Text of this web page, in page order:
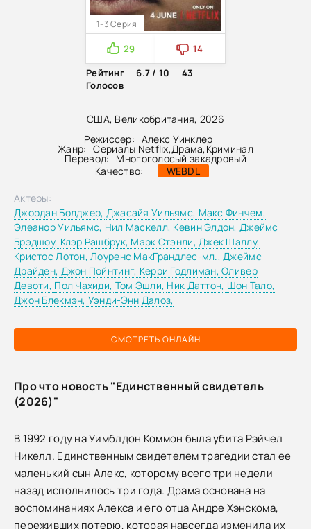
США, Великобритания, 2026
Режиссер: Алекс Уинклер
Жанр: Сериалы Netflix,Драма, Криминал
Перевод:
Многоголосый закадровый
Качество:
WEBDL
1-3 Серия
29
14
Рейтинг
6.7 / 10
43
Голосов
СМОТРЕТЬ ОНЛАЙН
Актеры:
Джордан Болджер, Джасайя Уильямс, Макс Финчем,
Элеанор Уильямс, Нил Маскелл, Кевин Элдон,Джеймс
Брэдшоу, Клэр Рашбрук, Марк Стэнли,Джек Шаллу,
Кристос Лотон,Лоуренс МакГрандлес-мл.,Джеймс
Драйден, Джон Пойнтинг, Керри Годлиман,Оливер
Девоти, Пол Чахиди, Том Эшли, Ник Даттон, Шон Тало,
Джон Блекмэн, Уэнди-Энн Далоз,
Про что новость "Единственный свидетель
(2026)"
В 1992 году на Уимблдон Коммон была убита Рэйчел
Никелл. Единственным свидетелем трагедии стал ее
маленький сын Алекс, которому всего три недели
назад исполнилось три года. Драма основана на
воспоминаниях Алекса и его отца Андре Хэнскома,
переживших потерю, которая навсегда изменила их